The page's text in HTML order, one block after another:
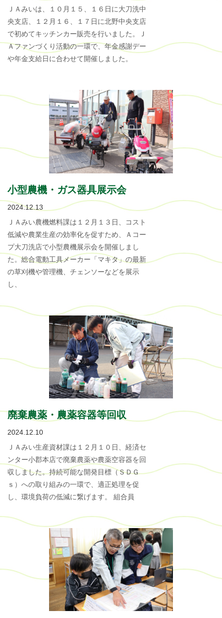
ＪＡみいは、１０月１５、１６日に大刀洗中
央支店、１２月１６、１７日に北野中央支店
で初めてキッチンカー販売を行いました。Ｊ
Ａファンづくり活動の一環で、年金感謝デー
や年金支給日に合わせて開催しました。
小型農機・ガス器具展示会
2024.12.13
ＪＡみい農機燃料課は１２月１３日、コスト
低減や農業生産の効率化を促すため、Ａコー
プ大刀洗店で小型農機展示会を開催しまし
た。総合電動工具メーカー「マキタ」の最新
の草刈機や管理機、チェンソーなどを展示
し、
廃棄農薬・農薬容器等回収
2024.12.10
ＪＡみい生産資材課は１２月１０日、経済セ
ンター小郡本店で廃棄農薬や農薬空容器を回
収しました。持続可能な開発目標（ＳＤＧ
ｓ）への取り組みの一環で、適正処理を促
し、環境負荷の低減に繋げます。 組合員